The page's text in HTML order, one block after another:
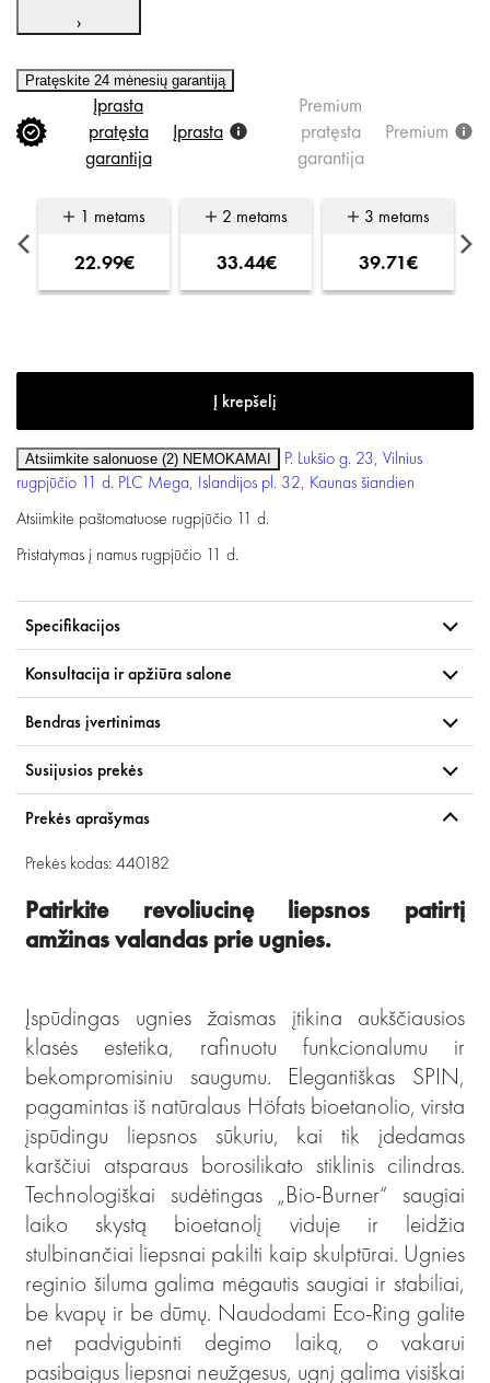
›
Pratęskite 24 mėnesių garantiją
Įprasta
pratęsta
garantija
Įprasta
Premium
pratęsta
garantija
Premium
1 metams
22.99€
2 metams
33.44€
3 metams
39.71€
Atsiimkite salonuose (2) NEMOKAMAI
P. Lukšio g. 23, Vilnius
rugpjūčio 11 d. PLC Mega, Islandijos pl. 32, Kaunasšiandien
Atsiimkite paštomatuose rugpjūčio 11 d.
Pristatymas į namus rugpjūčio 11 d.
Specifikacijos
Konsultacija ir apžiūra salone
Bendras įvertinimas
Susijusios prekės
Prekės aprašymas
Prekės kodas: 440182
Patirkite revoliucinę liepsnos patirtį
amžinas valandas prie ugnies.
Įspūdingas ugnies žaismas įtikina aukščiausios
klasės estetika, rafinuotu funkcionalumu ir
bekompromisiniu saugumu. Elegantiškas SPIN,
pagamintas iš natūralaus Höfats bioetanolio, virsta
įspūdingu liepsnos sūkuriu, kai tik įdedamas
karščiui atsparaus borosilikato stiklinis cilindras.
Technologiškai sudėtingas „Bio-Burner“ saugiai
laiko skystą bioetanolį viduje ir leidžia
stulbinančiai liepsnai pakilti kaip skulptūrai. Ugnies
reginio šiluma galima mėgautis saugiai ir stabiliai,
be kvapų ir be dūmų. Naudodami Eco-Ring galite
net padvigubinti degimo laiką, o vakarui
pasibaigus liepsnai neužgesus, ugnį galima visiškai